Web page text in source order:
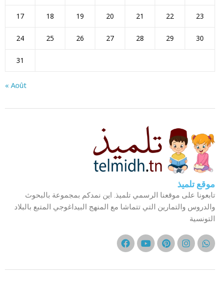
17 18 19 20 21 22 23
24 25 26 27 28 29 30
31
« Août
موقع تلميذ
تابعونا على موقعنا الرسمي تلميذ. اين نمدكم بمجموعة بالبحوث
والدروس والتمارين التي تتماشا مع المنهج البيداغوجي المتبع بالبلاد
التونسية